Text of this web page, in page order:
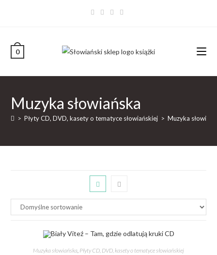
0
Muzyka słowiańska
> Płyty CD, DVD, kasety o tematyce słowiańskiej > Muzyka
Muzyka słowiańska, Płyty CD, DVD, kasety o tematyce słowiańskiej